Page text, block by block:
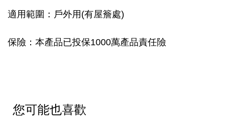
適用範圍：戶外用(有屋簷處)
保險：本產品已投保1000萬產品責任險
您可能也喜歡